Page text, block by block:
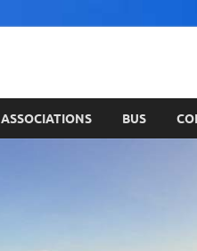
ASSOCIATIONS BUS